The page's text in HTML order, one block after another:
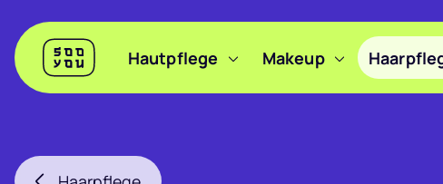
Header
Sooyou Hautpflege Makeup